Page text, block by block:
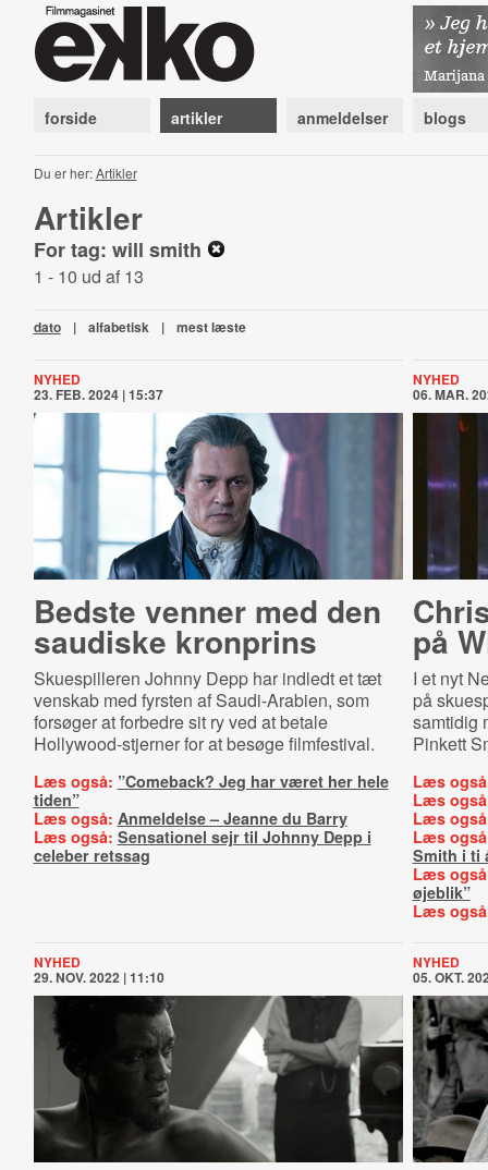
forside artikler anmeldelser blogs
Du er her:Artikler
Artikler
For tag: will smith
1 - 10 ud af 13
dato | alfabetisk | mest læste
NYHED
23. FEB. 2024 | 15:37
Bedste venner med den
saudiske kronprins
Skuespilleren Johnny Depp har indledt et tæt
venskab med fyrsten af Saudi-Arabien, som
forsøger at forbedre sit ry ved at betale
Hollywood-stjerner for at besøge filmfestival.
Læs også: ”Comeback? Jeg har været her hele
tiden”
Læs også: Anmeldelse – Jeanne du Barry
Læs også: Sensationel sejr til Johnny Depp i
celeber retssag
NYHED
06. MAR.
på
I et nyt
på
samtidig
Pinkett
Læs
Læs
Læs
Læs
Smith i ti
Læs
øjeblik”
Læs
NYHED
29. NOV. 2022 | 11:10
NYHED
05. OKT.